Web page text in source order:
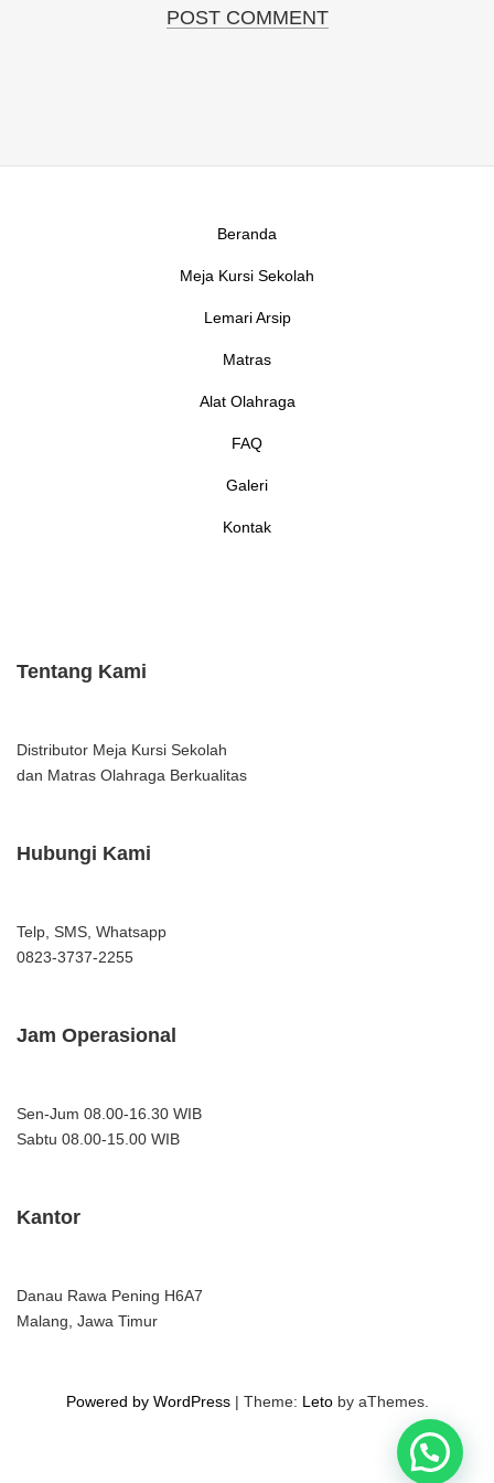
Beranda
Meja Kursi Sekolah
Lemari Arsip
Matras
Alat Olahraga
FAQ
Galeri
Kontak
Tentang Kami
Distributor Meja Kursi Sekolah
dan Matras Olahraga Berkualitas
Hubungi Kami
Telp, SMS, Whatsapp
0823-3737-2255
Jam Operasional
Sen-Jum 08.00-16.30 WIB
Sabtu 08.00-15.00 WIB
Kantor
Danau Rawa Pening H6A7
Malang, Jawa Timur
Powered by WordPress | Theme: Letoby aThemes.